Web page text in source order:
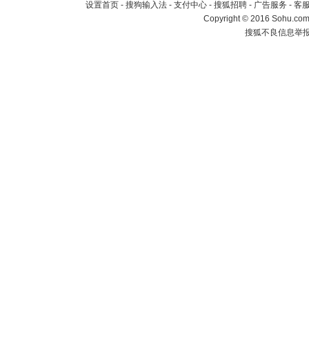
设置首页 - 搜狗输入法 - 支付中心 - 搜狐招聘 - 广告服务 - 客
Copyright©2016
搜狐不良信息举